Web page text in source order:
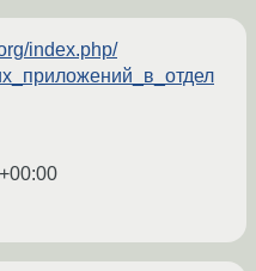
index.php/